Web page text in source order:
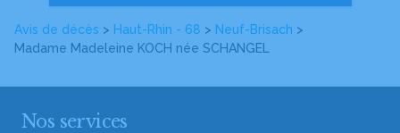
Avis de décès > Haut-Rhin - 68 > Neuf-Brisach >
Madame Madeleine KOCH née SCHANGEL
Nos services